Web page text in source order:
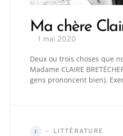
Ma chère
1 mai 2020
Deux ou trois choses que
Madame CLAIRE
gens prononcent bien).
L LITTÉRATURE